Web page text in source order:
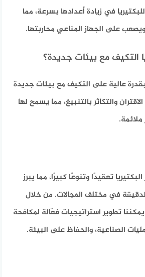
في زيادة أعدادها بسرعة، مما
على الجهاز المناعي محاربتها.
التكيف مع بيئات جديدة؟
بقدرة عالية على التكيف مع بيئات جديدة
والتكاثر بالتنبيغ، مما يسمح لها
تعقيدًا وتنوعًا كبيرًا، مما يبرز
في مختلف المجالات. من خلال
تطوير استراتيجيات فعّالة لمكافحة
الصناعية، والحفاظ على البيئة.